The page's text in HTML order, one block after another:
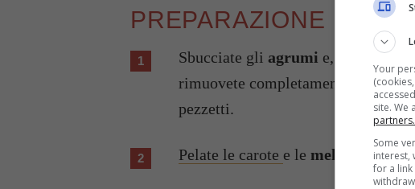
PREPARAZIONE
Sbucciate gli agrumi e, con un
rimuovete completamente la parte
pezzetti.
Pelate le carote e le mele e
Your
site. We
partners.
Some
interest,
for a